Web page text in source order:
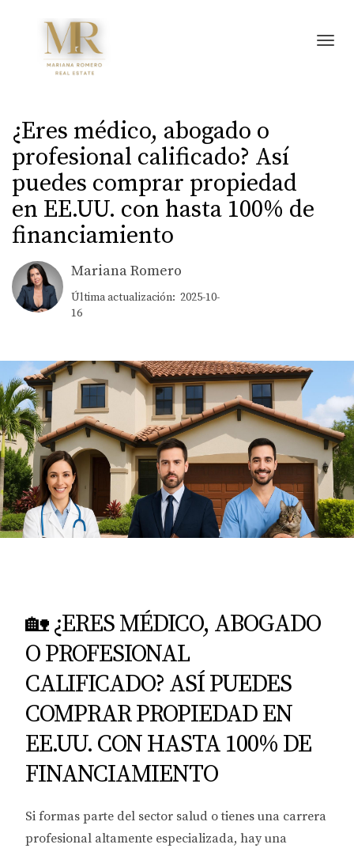
¿Eres médico, abogado o
profesional calificado? Así
puedes comprar propiedad
en EE.UU. con hasta 100% de
financiamiento
Mariana Romero
Última actualización: 2025-10-
16
🏡 ¿ERES MÉDICO, ABOGADO
O PROFESIONAL
CALIFICADO? ASÍ PUEDES
COMPRAR PROPIEDAD EN
EE.UU. CON HASTA 100% DE
FINANCIAMIENTO
Si formas parte del sector salud o tienes una carrera
profesional altamente especializada, hay una